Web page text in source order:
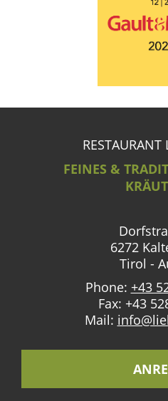
RESTAURANT
FEINES &
6272
Tirol -
Phone: +43
Fax: +43
Mail: